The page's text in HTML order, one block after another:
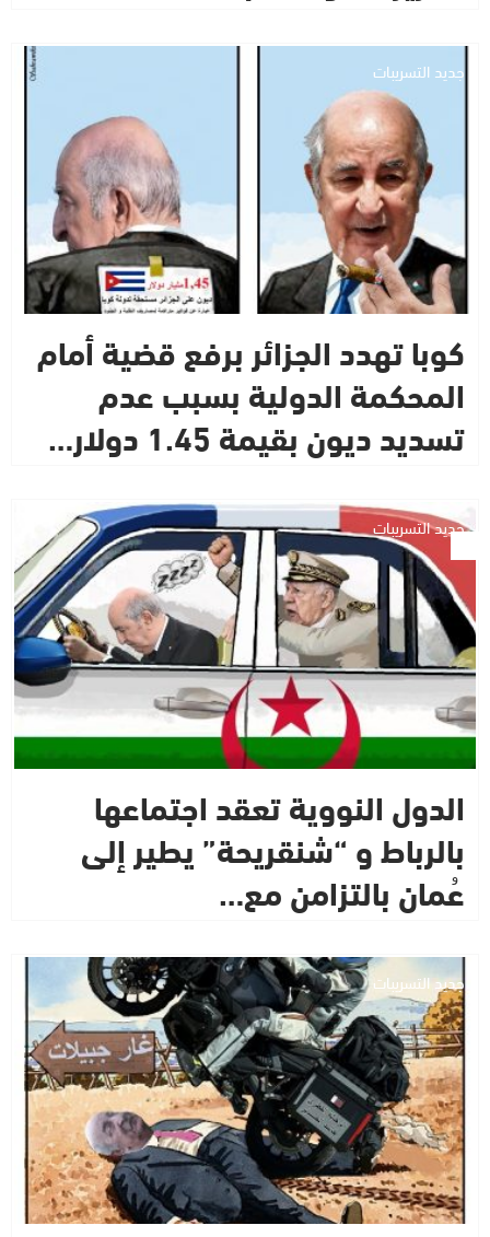
جديد التسريبات
كوبا تهدد الجزائر برفع قضية أمام
المحكمة الدولية بسبب عدم
تسديد ديون بقيمة 1.45 دولار…
جديد التسريبات
الدول النووية تعقد اجتماعها
بالرباط و “شنقريحة” يطير إلى
عُمان بالتزامن مع…
جديد التسريبات